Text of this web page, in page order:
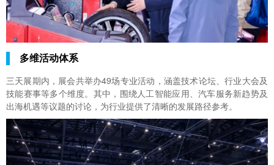
多维活动体系
三天展期内，展会共举办49场专业活动，涵盖技术论坛、行业大会及
技能赛事等多个维度。其中，围绕人工智能应用、汽车服务新趋势及
出海机遇等议题的讨论，为行业提供了清晰的发展路径参考。